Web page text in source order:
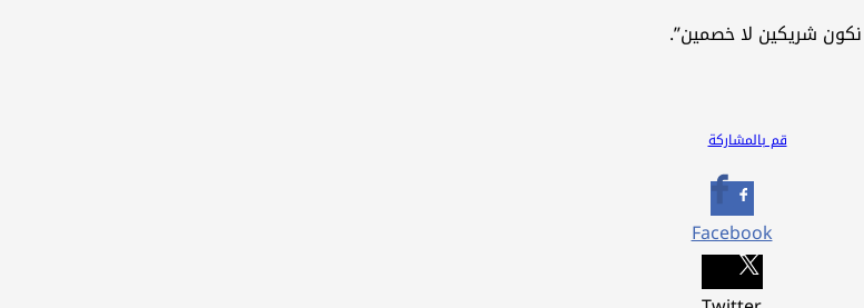
نكون شريكين لا خصمين”.
قم بالمشاركة
Facebook